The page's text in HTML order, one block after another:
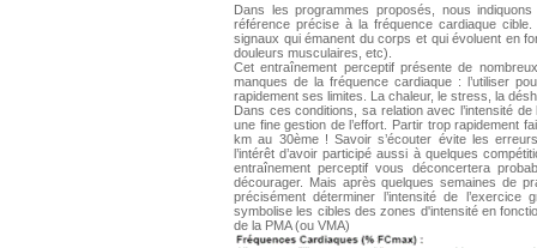
Dans les programmes proposés, nous
référence précise à la fréquence cardiaque
signaux qui émanent du corps et qui évoluent en
douleurs musculaires, etc).
Cet entraînement perceptif présente de
manques de la fréquence cardiaque : l’utiliser
rapidement ses limites. La chaleur, le stress, la
Dans ces conditions, sa relation avec l’intensité
une fine gestion de l’effort. Partir trop rapidement
km au 30ème ! Savoir s’écouter évite les
l’intérêt d’avoir participé aussi à quelques
entraînement perceptif vous déconcertera
décourager. Mais après quelques semaines de
précisément déterminer l’intensité de
symbolise les cibles des zones d'intensité en
de la PMA (ou VMA)